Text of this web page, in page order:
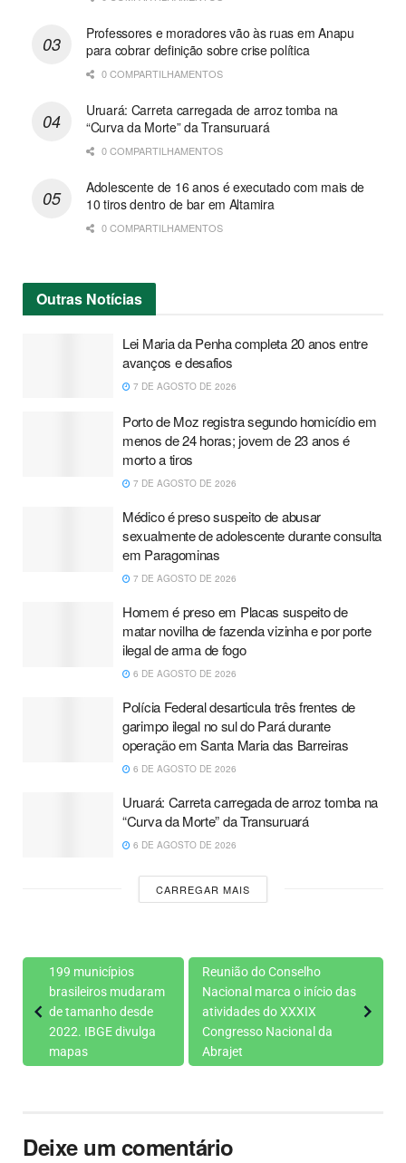
Professores e moradores vão às ruas em Anapu
para cobrar definição sobre crise política
0 COMPARTILHAMENTOS
Uruará: Carreta carregada de arroz tomba na
“Curva da Morte” da Transuruará
0 COMPARTILHAMENTOS
Adolescente de 16 anos é executado com mais de
10 tiros dentro de bar em Altamira
0 COMPARTILHAMENTOS
Outras Notícias
Lei Maria da Penha completa 20 anos entre
avanços e desafios
7 DE AGOSTO DE 2026
Porto de Moz registra segundo homicídio em
menos de 24 horas; jovem de 23 anos é
morto a tiros
7 DE AGOSTO DE 2026
Médico é preso suspeito de abusar
sexualmente de adolescente durante consulta
em Paragominas
7 DE AGOSTO DE 2026
Homem é preso em Placas suspeito de
matar novilha de fazenda vizinha e por porte
ilegal de arma de fogo
6 DE AGOSTO DE 2026
Polícia Federal desarticula três frentes de
garimpo ilegal no sul do Pará durante
operação em Santa Maria das Barreiras
6 DE AGOSTO DE 2026
Uruará: Carreta carregada de arroz tomba na
“Curva da Morte” da Transuruará
6 DE AGOSTO DE 2026
CARREGAR MAIS
199 municípios
brasileiros mudaram
de tamanho desde
2022. IBGE divulga
mapas
Reunião do Conselho
Nacional marca o início das
atividades do XXXIX
Congresso Nacional da
Abrajet
Deixe um comentário